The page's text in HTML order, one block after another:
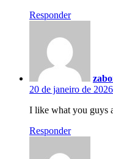
Responder
20 de janeiro de
I like what you guys
Responder